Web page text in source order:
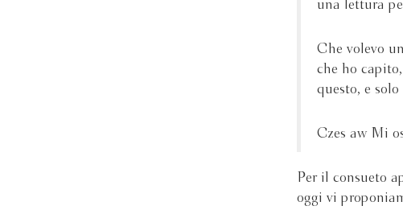
una lettura
Che volevo
che ho
questo, e solo
Czesław
Per il consueto
oggi vi